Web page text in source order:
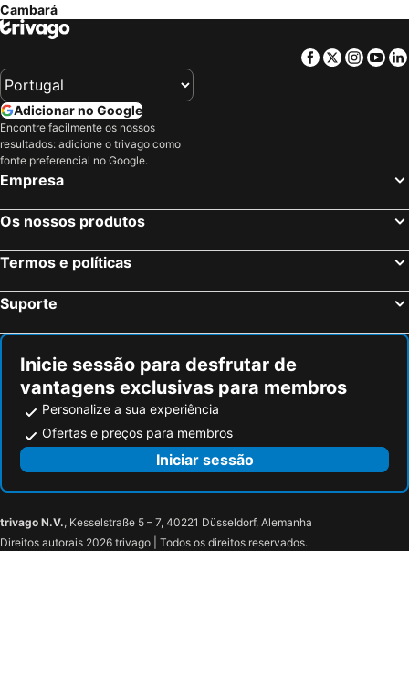
Cambará
Facebook
Twitter
Adicionar no Google
Encontre facilmente os nossos
resultados: adicione o trivago como
fonte preferencial no Google.
Empresa
Os nossos produtos
Termos e políticas
Suporte
Inicie sessão para desfrutar de
vantagens exclusivas para membros
Personalize a sua experiência
Ofertas e preços para membros
Iniciar sessão
trivago N.V., Kesselstraße 5 – 7, 40221 Düsseldorf, Alemanha
Direitos autorais 2026 trivago | Todos os direitos reservados.